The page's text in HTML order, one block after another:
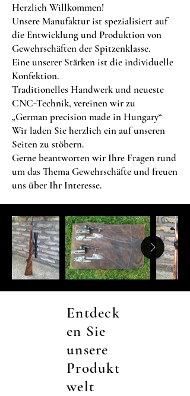
Herzlich Willkommen!
Unsere Manufaktur ist spezialisiert auf
die Entwicklung und Produktion von
Gewehrschäften der Spitzenklasse.
Eine unserer Stärken ist die individuelle
Konfektion.
Traditionelles Handwerk und neueste
CNC-Technik, vereinen wir zu
„German precision made in Hungary“
Wir laden Sie herzlich ein auf unseren
Seiten zu stöbern.
Gerne beantworten wir Ihre Fragen rund
um das Thema Gewehrschäfte und freuen
uns über Ihr Interesse.
Entdeck
en Sie
unsere
Produkt
welt